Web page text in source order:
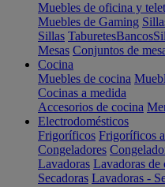
Muebles de oficina y
Muebles de Gaming
Sillas TaburetesBancos
Mesas Conjuntos de
Cocina
Muebles de cocina
Cocinas a medida
Accesorios de cocina
Electrodomésticos
Frigoríficos Frigoríficos
Congeladores
Lavadoras Lavadoras de
Secadoras Lavadoras -